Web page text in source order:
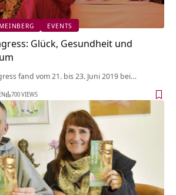
EVENTS
Glück, Gesundheit und
fand vom 21. bis 23. Juni 2019 bei…
700 VIEWS